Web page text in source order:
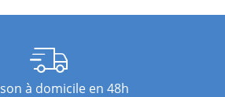
à domicile en 48h